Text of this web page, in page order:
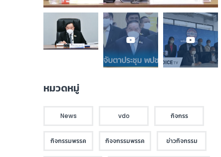
หมวดหมู่
News vdo กิจกรร
กิจกรรมพรรค กิจจกรรมพรรค ข่าวกิจกรรม